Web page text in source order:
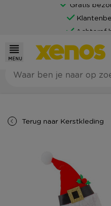
Gratis
Achteraf
MENU
Terug naar Kerstkleding